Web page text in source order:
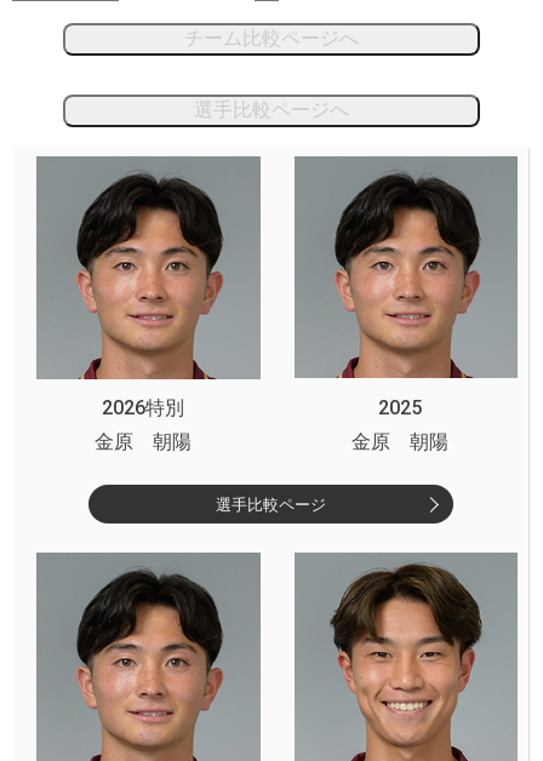
チーム比較ページへ
選手比較ページへ
2026特別
2025
金原 朝陽
金原 朝陽
選手比較ページ